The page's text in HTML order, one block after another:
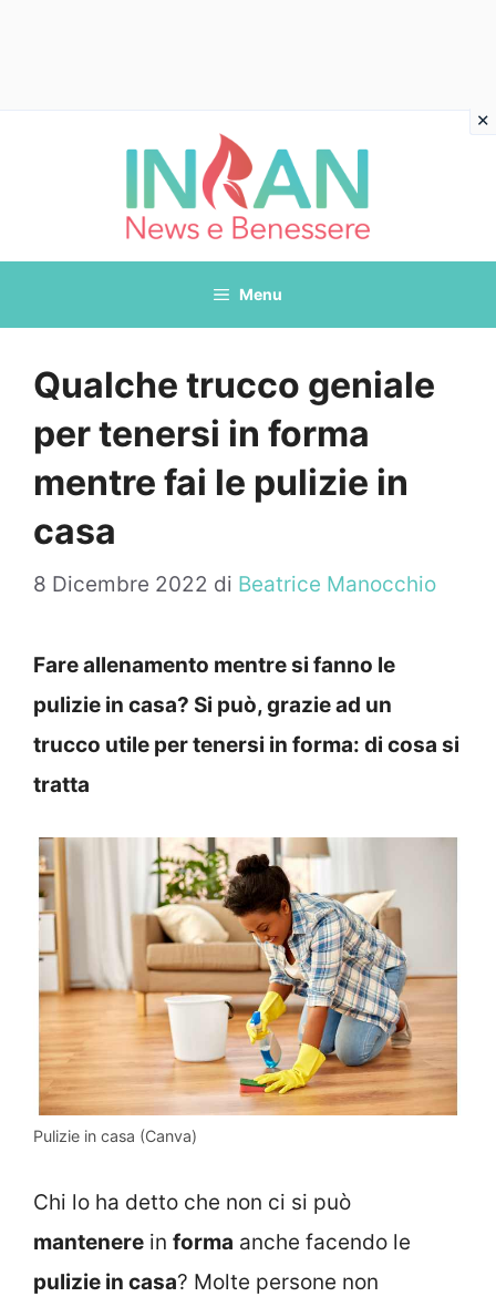
Menu
Qualche trucco geniale
per tenersi in forma
mentre fai le pulizie in
casa
8 Dicembre 2022 di Beatrice Manocchio
Fare allenamento mentre si fanno le
pulizie in casa? Si può, grazie ad un
trucco utile per tenersi in forma: di cosa si
tratta
Pulizie in casa (Canva)
Chi lo ha detto che non ci si può
mantenere in forma anche facendo le
pulizie in casa? Molte persone non